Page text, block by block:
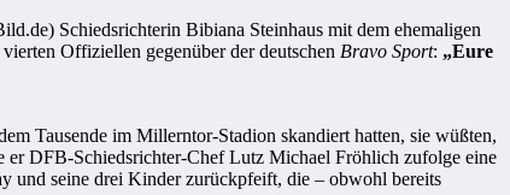
Schiedsrichterin Bibiana Steinhaus mit dem ehemaligen
Offiziellen gegenüber der deutschen Bravo Sport: „Eure
Tausende im Millerntor-Stadion skandiert hatten, sie wüßten,
er DFB-Schiedsrichter-Chef Lutz Michael Fröhlich zufolge eine
und seine drei Kinder zurückpfeift, die – obwohl bereits